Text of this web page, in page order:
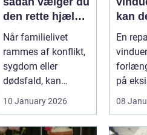
den rette hjælp
til familien
Når familielivet
rammes af konflikt,
sygdom eller
dødsfald, kan
hurtigt vokse si...
10 January 2026
kan
sig?
En
på
08